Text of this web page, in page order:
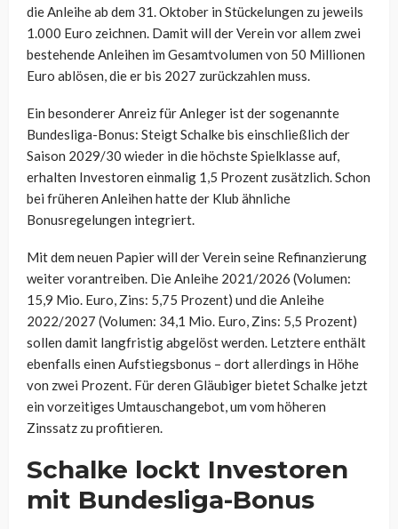
die Anleihe ab dem 31. Oktober in Stückelungen zu jeweils
1.000 Euro zeichnen. Damit will der Verein vor allem zwei
bestehende Anleihen im Gesamtvolumen von 50 Millionen
Euro ablösen, die er bis 2027 zurückzahlen muss.
Ein besonderer Anreiz für Anleger ist der sogenannte
Bundesliga-Bonus: Steigt Schalke bis einschließlich der
Saison 2029/30 wieder in die höchste Spielklasse auf,
erhalten Investoren einmalig 1,5 Prozent zusätzlich. Schon
bei früheren Anleihen hatte der Klub ähnliche
Bonusregelungen integriert.
Mit dem neuen Papier will der Verein seine Refinanzierung
weiter vorantreiben. Die Anleihe 2021/2026 (Volumen:
15,9 Mio. Euro, Zins: 5,75 Prozent) und die Anleihe
2022/2027 (Volumen: 34,1 Mio. Euro, Zins: 5,5 Prozent)
sollen damit langfristig abgelöst werden. Letztere enthält
ebenfalls einen Aufstiegsbonus – dort allerdings in Höhe
von zwei Prozent. Für deren Gläubiger bietet Schalke jetzt
ein vorzeitiges Umtauschangebot, um vom höheren
Zinssatz zu profitieren.
Schalke lockt Investoren
mit Bundesliga-Bonus